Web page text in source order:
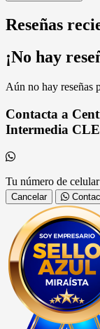
Reseñas
¡No hay
Aún no hay reseñas
Contacta a
Intermedia
Tu número de celular
Cancelar